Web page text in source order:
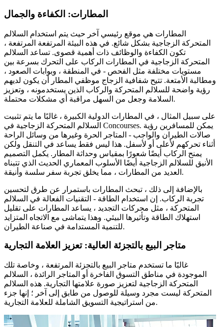
المطارات: الكفاءة والجمال
المطارات هي موقع رئيسي آخر حيث يتم استخدام السلالم
المتحركة الزجاجية بشكل شائع. في هذه البيئة المرتفعة المرتفعة ،
تكون الكفاءة والوظائف ذات أهمية قصوى. تساعد السلالم
المتحركة الزجاجية في المطارات الركاب على التحرك بسرعة بين
مستويات مختلفة مثل الفحص - في المنطقة ، وبوابات الصعود ،
ومطالبة الأمتعة. تتيح شفافية الزجاج موظفي المطار أن يكون لديهم
رؤية واضحة للسلالم المتحركة والركاب الذين يستخدمونه ، وتعزيز
السلامة وجعل من السهل مراقبة أي مشكلات محتملة.
على سبيل المثال ، في المطارات الدولية الكبيرة ، غالبًا ما يتم تثبيت
السلالم المتحركة الزجاجية في Concourses. يمكن للمسافرين رؤية
صالات الطيران والواجب - المتاجر الحرة وغيرها من وسائل الراحة
أثناء تحركهم لأعلى أو لأسفل. هذا ليس فقط يساعد في التنقل ولكن
يمنح الركاب أيضًا شعورًا بمقياس وحداثة المطار. يكمل التصميم
الأنيق للسلالم الزجاجية أيضًا الأسلوب المعماري الحديث الذي تتبناه
العديد من المطارات ، مما يخلق تجربة سفر سلسة وأنيقة.
بالإضافة إلى ذلك ، تبحث المطارات باستمرار عن طرق لتحسين
تجربة الركاب. إن استخدام الطاقة - التقنيات الفعالة في السلالم
المتحركة ، مثل محركات التجديد ، يساعد المطارات على تقليل
استهلاك الطاقة وتأثيرها البيئي. وهذا يتماشى مع الاتجاه المتزايد
للتنمية المستدامة في صناعة الطيران.
متاجر البيع بالتجزئة العالية: تعزيز العلامة التجارية
غالبًا ما تستخدم متاجر البيع بالتجزئة المرتفعة ، وخاصة تلك
الموجودة في مناطق التسوق الفاخرة أو المتاجر الرائدة ، السلالم
المتحركة الزجاجية لتعزيز صورة علامتها التجارية. هذه السلالم
المتحركة ليست مجرد وسيلة للوصول من طابق إلى آخر ؛ إنها جزء
من استراتيجية التسويق الشاملة للعلامة التجارية.